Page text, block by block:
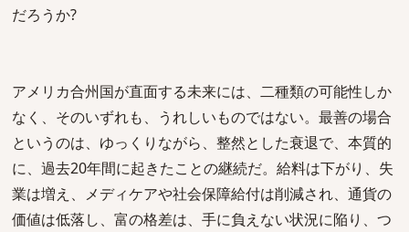
だろうか?
アメリカ合州国が直面する未来には、二種類の可能性しか
なく、そのいずれも、うれしいものではない。最善の場合
というのは、ゆっくりながら、整然とした衰退で、本質的
に、過去20年間に起きたことの継続だ。給料は下がり、失
業は増え、メディケアや社会保障給付は削減され、通貨の
価値は低落し、富の格差は、手に負えない状況に陥り、つ